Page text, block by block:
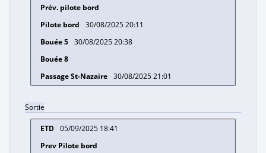
30/08/2025 20:11
30/08/2025 20:38
30/08/2025 21:01
Sortie
05/09/2025 18:41